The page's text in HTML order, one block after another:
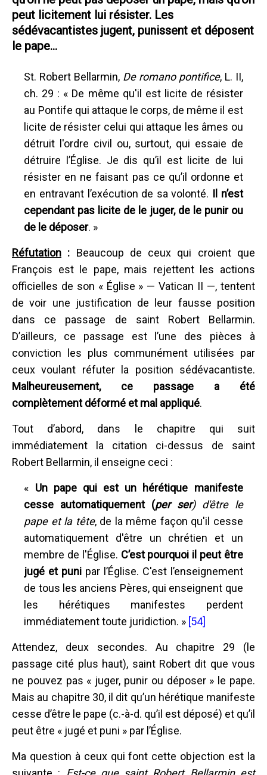
peut licitement lui résister. Les
sédévacantistes jugent, punissent et déposent
le pape...
St. Robert Bellarmin, De romano pontifice, L. II,
ch. 29 : « De même qu'il est licite de résister
au Pontife qui attaque le corps, de même il est
licite de résister celui qui attaque les âmes ou
détruit l'ordre civil ou, surtout, qui essaie de
détruire l’Église. Je dis qu’il est licite de lui
résister en ne faisant pas ce qu’il ordonne et
en entravant l’exécution de sa volonté. Il n’est
cependant pas licite de le juger, de le punir ou
de le déposer. »
Réfutation : Beaucoup de ceux qui croient que
François est le pape, mais rejettent les actions
officielles de son « Église » — Vatican II —, tentent
de voir une justification de leur fausse position
dans ce passage de saint Robert Bellarmin.
D’ailleurs, ce passage est l’une des pièces à
conviction les plus communément utilisées par
ceux voulant réfuter la position sédévacantiste.
Malheureusement, ce passage a été
complètement déformé et mal appliqué.
Tout d’abord, dans le chapitre qui suit
immédiatement la citation ci-dessus de saint
Robert Bellarmin, il enseigne ceci :
« Un pape qui est un hérétique manifeste
cesse automatiquement (per ser) d'être le
pape et la tête, de la même façon qu'il cesse
automatiquement d'être un chrétien et un
membre de l'Église. C’est pourquoi il peut être
jugé et puni par l’Église. C'est l’enseignement
de tous les anciens Pères, qui enseignent que
les hérétiques manifestes perdent
immédiatement toute juridiction. » [54]
Attendez, deux secondes. Au chapitre 29 (le
passage cité plus haut), saint Robert dit que vous
ne pouvez pas « juger, punir ou déposer » le pape.
Mais au chapitre 30, il dit qu’un hérétique manifeste
cesse d’être le pape (c.-à-d. qu’il est déposé) et qu’il
peut être « jugé et puni » par l’Église.
Ma question à ceux qui font cette objection est la